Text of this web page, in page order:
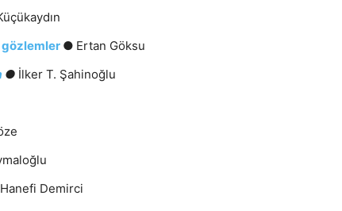
gözlemler ● Ertan Göksu
● İlker T. Şahinoğlu
Hanefi Demirci